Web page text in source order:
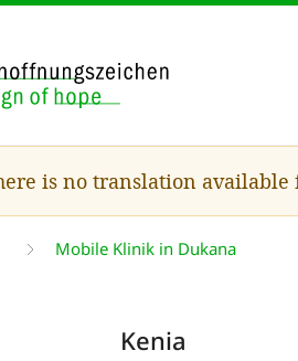
is no translation
Mobile Klinik in Dukana
Kenia